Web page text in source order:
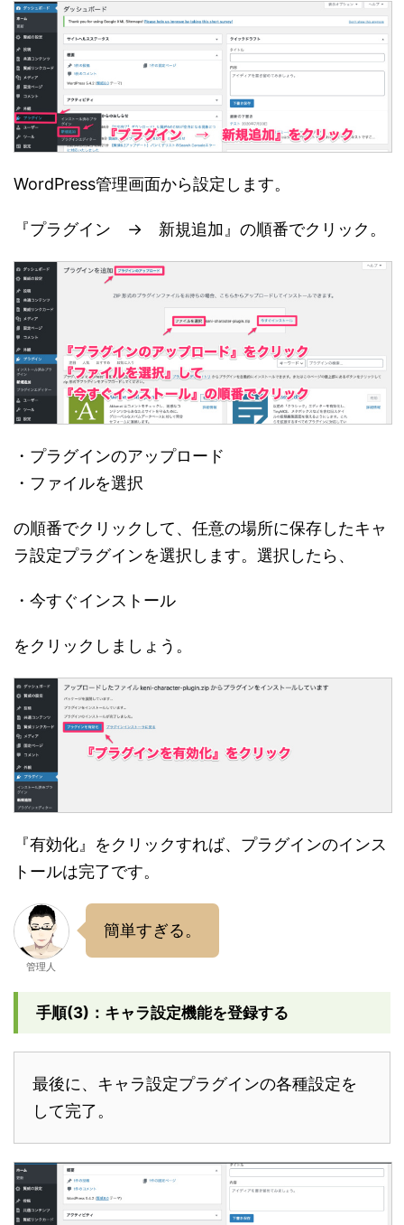
WordPress管理画面から設定します。
『プラグイン → 新規追加』の順番でクリック。
・プラグインのアップロード
・ファイルを選択
の順番でクリックして、任意の場所に保存したキャ
ラ設定プラグインを選択します。選択したら、
・今すぐインストール
をクリックしましょう。
『有効化』をクリックすれば、プラグインのインス
トールは完了です。
管理人
簡単すぎる。
手順(3)：キャラ設定機能を登録する
最後に、キャラ設定プラグインの各種設定を
して完了。